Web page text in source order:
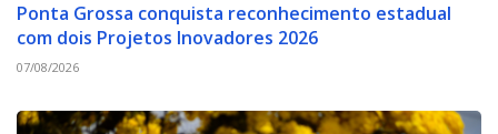
Ponta Grossa conquista reconhecimento estadual
com dois Projetos Inovadores 2026
07/08/2026